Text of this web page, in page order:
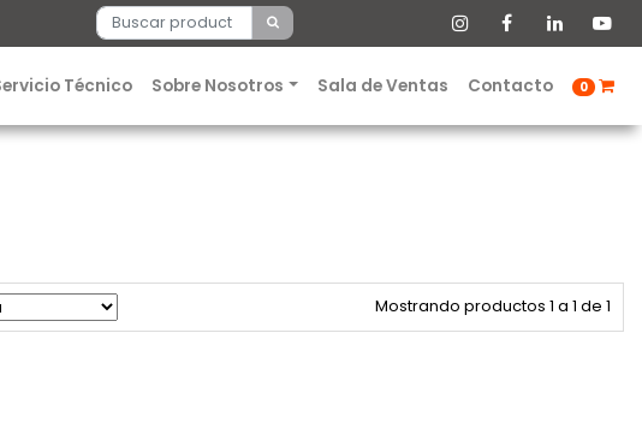
Técnico Sobre Nosotros Sala de Ventas Contacto 0
Mostrando productos 1 a 1 de 1